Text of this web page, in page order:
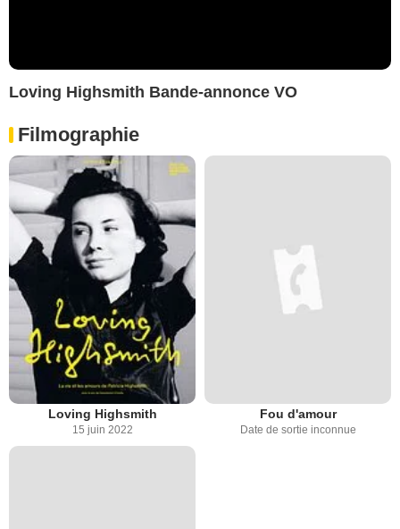
Loving Highsmith Bande-annonce VO
Filmographie
Loving Highsmith
15 juin 2022
Fou d'amour
Date de sortie inconnue